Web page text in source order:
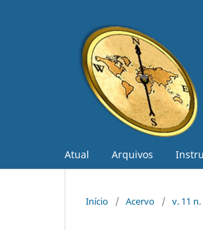
Atual Arquivos
Início / Acervo / v. 11